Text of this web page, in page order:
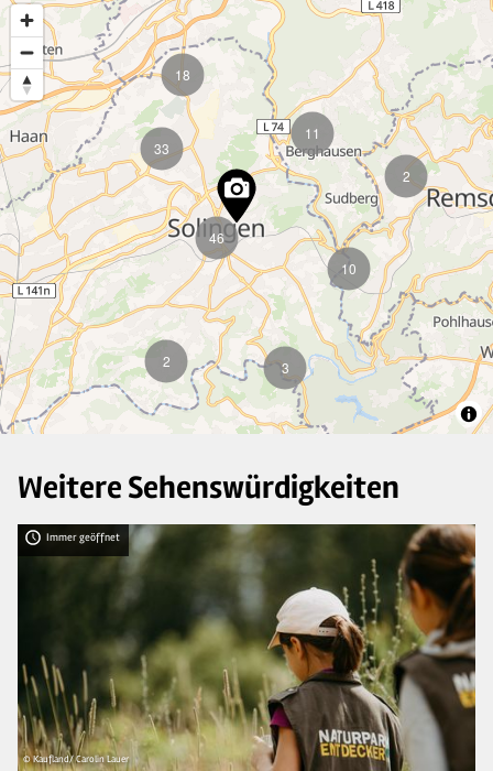
3
2
46
11
10
18
2
33
Weitere Sehenswürdigkeiten
Immer geöffnet
© Kaufland/ Carolin Lauer